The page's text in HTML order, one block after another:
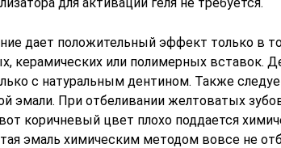
дает положительный эффект только в
керамических или полимерных вставок.
с натуральным дентином. Также
эмали. При отбеливании желтоватых
коричневый цвет плохо поддается
эмаль химическим методом вовсе не